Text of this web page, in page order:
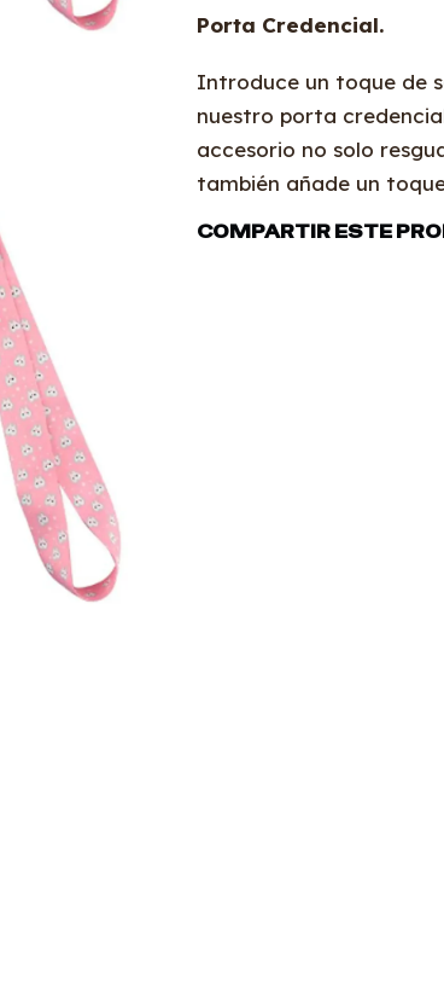
Porta Credencial.
Introduce un toque de
nuestro porta
accesorio no solo
también añade un
COMPARTIR ESTE